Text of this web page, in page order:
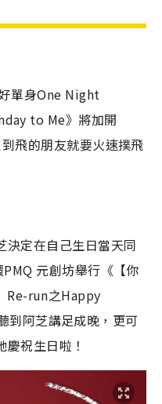
單身One Night
to Me》將加開
飛的朋友就要火速撲飛
決定在自己生日當天同
元創坊舉行《【你
Re-run之Happy
阿芝講足成晚，更可
祝生日啦！